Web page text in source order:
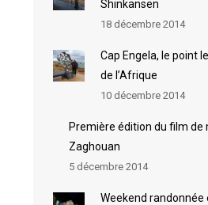
Shinkansen
18 décembre 2014
Cap Engela, le point
de l’Afrique
10 décembre 2014
Première édition du film de
Zaghouan
5 décembre 2014
Weekend randonnée